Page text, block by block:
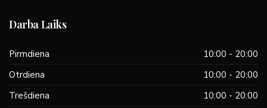
Darba Laiks
Pirmdiena
10:00 - 20:00
Otrdiena
10:00 - 20:00
Trešdiena
10:00 - 20:00